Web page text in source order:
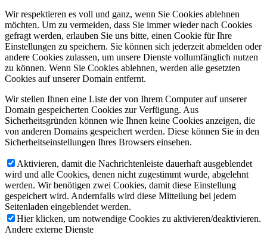
Wir respektieren es voll und ganz, wenn Sie Cookies ablehnen
möchten. Um zu vermeiden, dass Sie immer wieder nach Cookies
gefragt werden, erlauben Sie uns bitte, einen Cookie für Ihre
Einstellungen zu speichern. Sie können sich jederzeit abmelden oder
andere Cookies zulassen, um unsere Dienste vollumfänglich nutzen
zu können. Wenn Sie Cookies ablehnen, werden alle gesetzten
Cookies auf unserer Domain entfernt.
Wir stellen Ihnen eine Liste der von Ihrem Computer auf unserer
Domain gespeicherten Cookies zur Verfügung. Aus
Sicherheitsgründen können wie Ihnen keine Cookies anzeigen, die
von anderen Domains gespeichert werden. Diese können Sie in den
Sicherheitseinstellungen Ihres Browsers einsehen.
Aktivieren, damit die Nachrichtenleiste dauerhaft ausgeblendet
wird und alle Cookies, denen nicht zugestimmt wurde, abgelehnt
werden. Wir benötigen zwei Cookies, damit diese Einstellung
gespeichert wird. Andernfalls wird diese Mitteilung bei jedem
Seitenladen eingeblendet werden.
Hier klicken, um notwendige Cookies zu aktivieren/deaktivieren.
Andere externe Dienste